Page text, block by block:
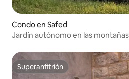
Condo en Safed
Jardín autónomo en las
Superanfitrión
Superanfitrión